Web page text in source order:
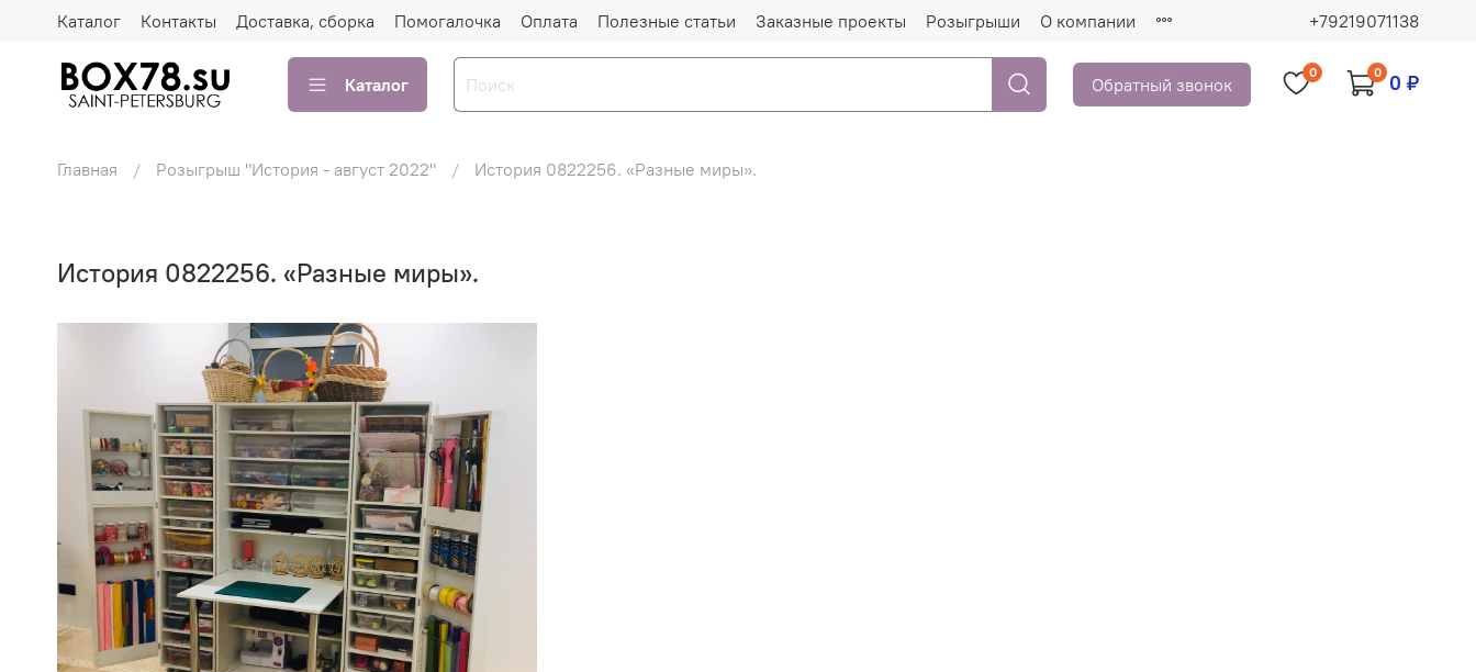
Каталог Контакты Доставка, сборка Помогалочка Оплата Полезные статьи Заказные проекты Розыгрыши О компании +79219071138
Каталог Обратный звонок
0 0 0 ₽
Главная Розыгрыш "История - август 2022" История 0822256. «Разные миры».
История 0822256. «Разные миры».